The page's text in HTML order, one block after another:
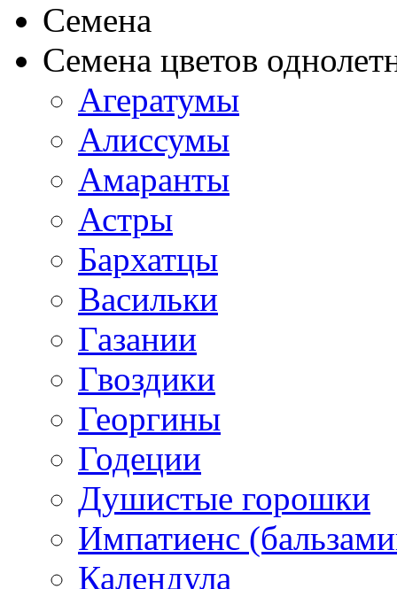
Семена
Семена цветов
Агератумы
Алиссумы
Амаранты
Астры
Бархатцы
Васильки
Газании
Гвоздики
Георгины
Годеции
Душистые горошки
Импатиенс
Календула